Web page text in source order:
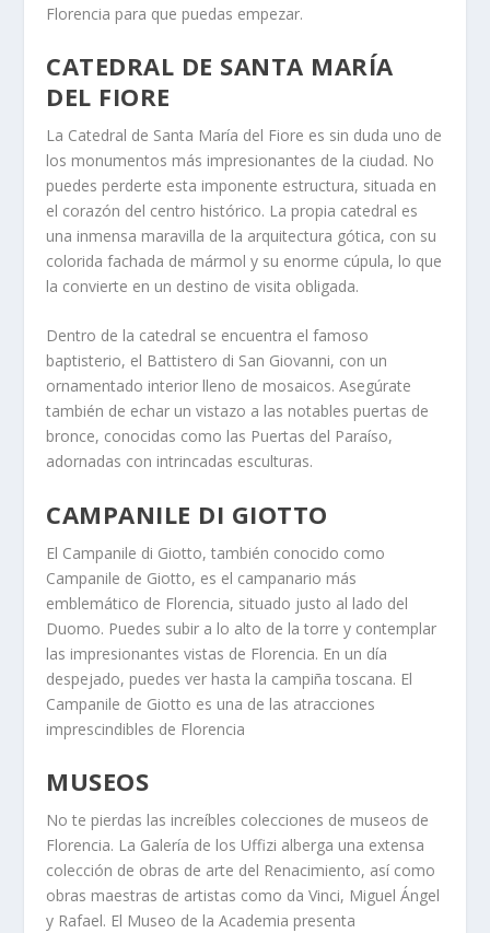
Florencia para que puedas empezar.
CATEDRAL DE SANTA MARÍA
DEL FIORE
La Catedral de Santa María del Fiore es sin duda uno de
los monumentos más impresionantes de la ciudad. No
puedes perderte esta imponente estructura, situada en
el corazón del centro histórico. La propia catedral es
una inmensa maravilla de la arquitectura gótica, con su
colorida fachada de mármol y su enorme cúpula, lo que
la convierte en un destino de visita obligada.
Dentro de la catedral se encuentra el famoso
baptisterio, el Battistero di San Giovanni, con un
ornamentado interior lleno de mosaicos. Asegúrate
también de echar un vistazo a las notables puertas de
bronce, conocidas como las Puertas del Paraíso,
adornadas con intrincadas esculturas.
CAMPANILE DI GIOTTO
El Campanile di Giotto, también conocido como
Campanile de Giotto, es el campanario más
emblemático de Florencia, situado justo al lado del
Duomo. Puedes subir a lo alto de la torre y contemplar
las impresionantes vistas de Florencia. En un día
despejado, puedes ver hasta la campiña toscana. El
Campanile de Giotto es una de las atracciones
imprescindibles de Florencia
MUSEOS
No te pierdas las increíbles colecciones de museos de
Florencia. La Galería de los Uffizi alberga una extensa
colección de obras de arte del Renacimiento, así como
obras maestras de artistas como da Vinci, Miguel Ángel
y Rafael. El Museo de la Academia presenta